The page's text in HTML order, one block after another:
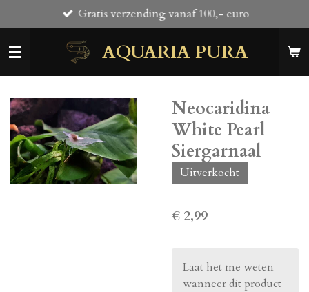
direct
naar
AQUARIA PURA
Gratis verzending vanaf 100,- euro
Neocaridina
White Pearl
Siergarnaal
Uitverkocht
€ 2,99
Laat het me weten
wanneer dit product